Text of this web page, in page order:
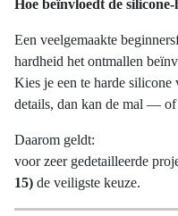
variaties.
Deze
optie
kan
op
de
Hoe beïnvloedt de
Een veelgemaakte
hardheid het ontmallen
Kies je een te harde
details, dan kan de mal —
Daarom geldt:
voor zeer gedetailleerde
15) de veiligste keuze.